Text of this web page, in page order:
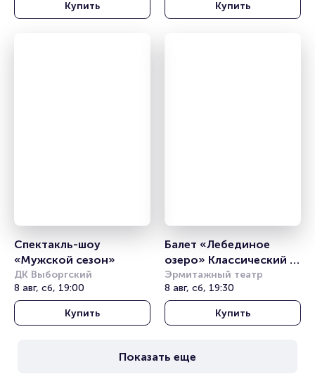
Купить Купить
Спектакль-шоу
«Мужской сезон»
ДК Выборгский
8 авг, сб, 19:00
Купить
Балет «Лебединое
озеро» Классический
балет с
видеоэффектами
(«Санкт-Петербургский
Балет»)
Эрмитажный театр
8 авг, сб, 19:30
Купить
Показать еще